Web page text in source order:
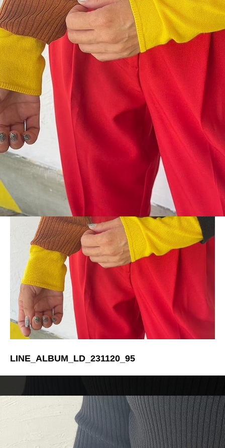
BLOG
LINE_ALBUM_LD_231120_95
LINE_ALBUM_LD_231120_95